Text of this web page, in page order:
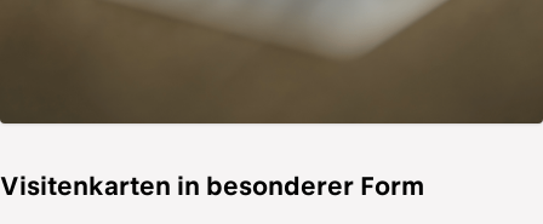
Visitenkarten in besonderer Form